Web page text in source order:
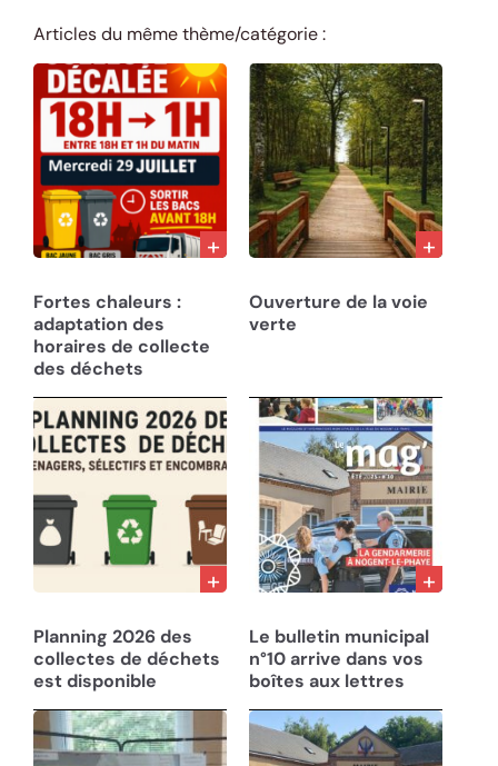
Articles du même thème/catégorie :
Fortes chaleurs :
adaptation des
horaires de collecte
des déchets
Ouverture de la voie
verte
Planning 2026 des
collectes de déchets
est disponible
Le bulletin municipal
n°10 arrive dans vos
boîtes aux lettres